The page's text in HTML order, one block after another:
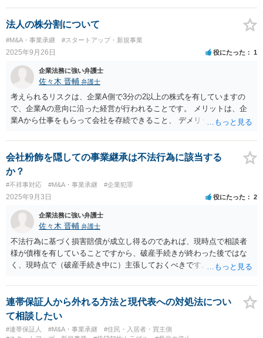
さい
法人の株分割について
#M&A・事業承継 #スタートアップ・新規事業
2025年9月26日 役にたった 1
企業法務に強い弁護士
佐々木 晋輔 弁護士
考えられるリスクは、企業A側で3分の2以上の株式を有していますの
で、企業Aの意向に沿った経営が行われることです。 メリットは、企
業Aから仕事をもらって会社を存続できること、 デメリットは、上記
で3分の2以上の株式を有していますので、特別決議が必要な事項も拒
否することはできません。 なお、代表取締役の解任は取締役会の決議
事項です。 取締役の解任は普通決議で可能です。
会社粉飾を隠しての事業継承は不法行為に該当する
か？
#不祥事対応 #M&A・事業承継 #企業犯罪
2025年9月3日 役にたった 2
企業法務に強い弁護士
佐々木 晋輔 弁護士
不法行為に基づく損害賠償が成立し得るのであれば、現時点で相談者
様が債権を有していることですから、破産手続きが終わった後ではな
く、現時点で（破産手続き中に）主張しておくべきです。 また、「会
という点について、破産する親会社から子会社に対して何らかの請求
の余地があるかもしれませんので、裁判所（破産管財人）に具体的な
状況を説明しておくべきだと思います。 上記に関しては、相談者様か
ら破産を依頼している申立代理人に説明し、申立代理人から裁判所
（破産管財人）に説明してもらうのが通常の流れです。 申立代理人は
連帯保証人から外れる方法と現代表への対処法につい
て相談したい
#連帯保証人 #M&A・事業承継
#住民・入居者・買主側